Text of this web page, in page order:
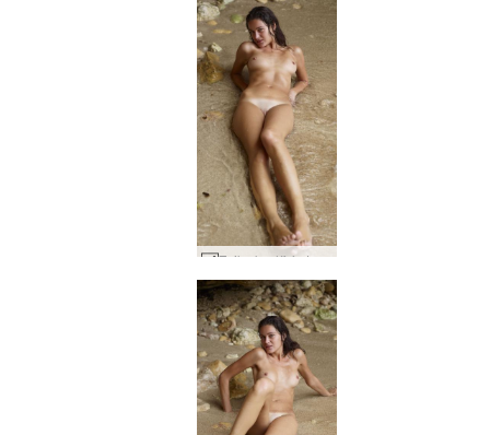
Zaika kynlíf á ströndinni #8